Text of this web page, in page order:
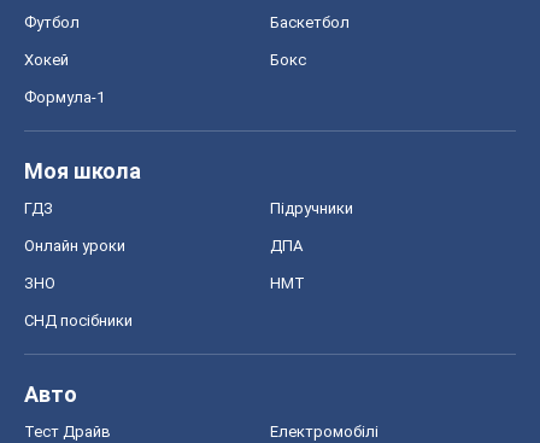
Футбол Баскетбол
Хокей Бокс
Формула-1
Моя школа
ГДЗ Підручники
Онлайн уроки ДПА
ЗНО НМТ
СНД посібники
Авто
Тест Драйв Електромобілі